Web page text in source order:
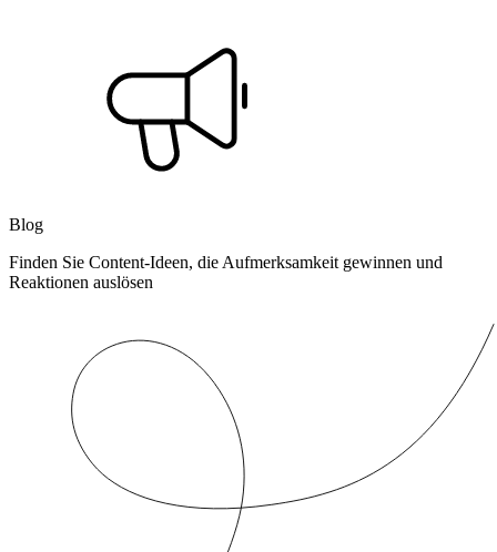
Blog
Finden Sie Content-Ideen, die Aufmerksamkeit gewinnen und
Reaktionen auslösen